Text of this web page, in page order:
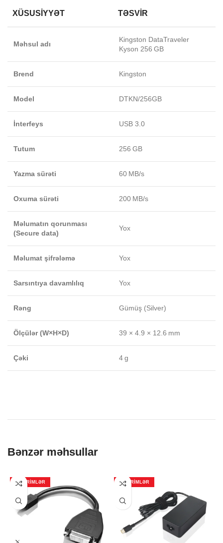
XÜSUSIYYƏT TƏSVIR
Məhsul adı
Kingston DataTraveler
Kyson 256 GB
Brend Kingston
Model DTKN/256GB
İnterfeys USB 3.0
Tutum 256 GB
Yazma sürəti 60 MB/s
Oxuma sürəti 200 MB/s
Məlumatın qorunması
(Secure data)
Yox
Məlumat şifrələmə Yox
Sarsıntıya davamlılıq Yox
Rəng Gümüş (Silver)
Ölçülər (W×H×D) 39 × 4.9 × 12.6 mm
Çəki 4 g
Bənzər məhsullar
ENDIRIMLƏR ENDIRIMLƏR